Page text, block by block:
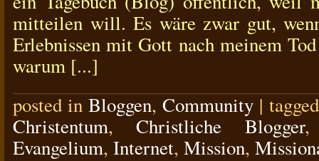
mitteilen will. Es wäre zwar gut,
Erlebnissen mit Gott nach meinem
warum [...]
posted inBloggen,Community |
Christentum,Christliche Blogger
Evangelium, Internet, Mission,